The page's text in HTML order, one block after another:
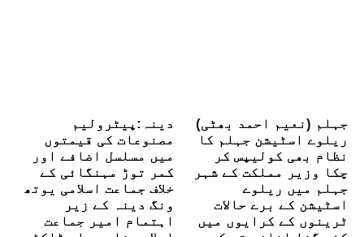
جہلم (نعیم احمد بھٹی)
ریلوے اسٹیشن جہلم کا
نظام بھی کولیپس کر
چکا وزیر مملکت کے شہر
جہلم میں ریلوے
اسٹیشن کے برے حالات
ٹرینوں کے کرایوں میں
دینہ:پیٹرولیم
مصنوعات کی قیمتوں
میں مسلسل اضافے اور
کمر توڑ مہنگائی کے
خلاف جماعت اسلامی یوتھ
ونگ دینہ کے زیر
اہتمام امیر جماعت